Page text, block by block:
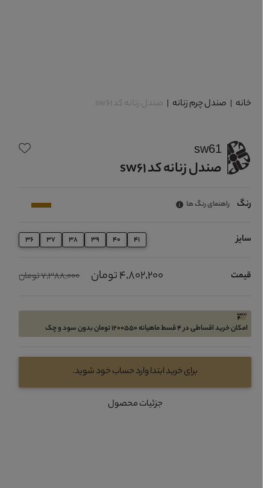
خانه | صندل چرم زنانه| صندل زنانه کد sw61
sw61
صندل زنانه کد sw61
رنگ راهنمای رنگ ها
سایز 36 37 38 39
قیمت 4,802,200 تومان 7,388,000 تومان
امکان خرید اقساطی در 4 قسط ماهیانه 1200550 تومان بدون سود و چک
برای خرید ابتدا وارد حساب خود شوید.
جزئیات محصول